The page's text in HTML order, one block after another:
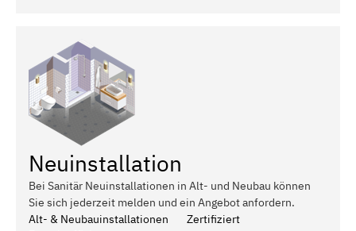
Neuinstallation
Bei Sanitär Neuinstallationen in Alt- und Neubau können
Sie sich jederzeit melden und ein Angebot anfordern.
Alt- & Neubauinstallationen
Zertifiziert